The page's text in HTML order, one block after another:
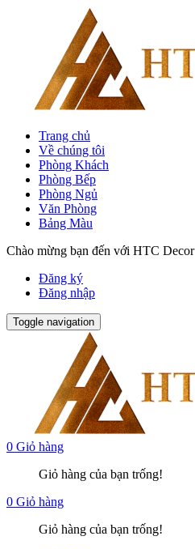
Trang chủ
Về chúng tôi
Phòng Khách
Phòng Bếp
Phòng Ngủ
Văn Phòng
Bảng Màu
Chào mừng bạn đến với HTC Decor
Đăng ký
Đăng nhập
Toggle navigation
0 Giỏ hàng
Giỏ hàng của bạn trống!
0 Giỏ hàng
Giỏ hàng của bạn trống!